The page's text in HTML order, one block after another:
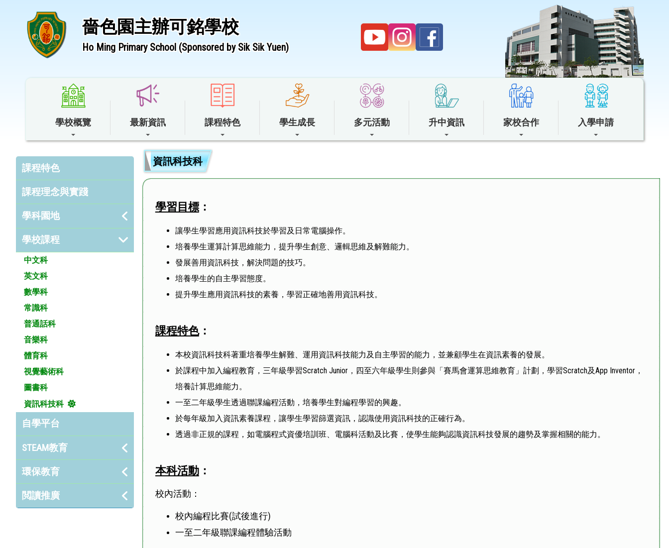
嗇色園主辦可銘學校
Ho Ming Primary School (Sponsored by Sik Sik Yuen)
學校概覽 最新資訊 課程特色 學生成長 多元活動 升中資訊 家校合作 入學申請
課程特色
課程理念與實踐
學科園地
學校課程
中文科
英文科
數學科
常識科
普通話科
音樂科
體育科
視覺藝術科
圖書科
資訊科技科
自學平台
STEAM教育
環保教育
閲讀推廣
資訊科技科
學習目標：
讓學生學習應用資訊科技於學習及日常電腦操作。
培養學生運算計算思維能力，提升學生創意、邏輯思維及解難能力。
發展善用資訊科技，解決問題的技巧。
培養學生的自主學習態度。
提升學生應用資訊科技的素養，學習正確地善用資訊科技。
課程特色：
本校資訊科技科著重培養學生解難、運用資訊科技能力及自主學習的能力，並兼顧學生在資訊素養的發展。
於課程中加入編程教育，三年級學習Scratch Junior，四至六年級學生則參與「賽馬會運算思維教育」計劃，學習Scratch及App Inventor，
培養計算思維能力。
一至二年級學生透過聯課編程活動，培養學生對編程學習的興趣。
於每年級加入資訊素養課程，讓學生學習篩選資訊，認識使用資訊科技的正確行為。
透過非正規的課程，如電腦程式資優培訓班、電腦科活動及比賽，使學生能夠認識資訊科技發展的趨勢及掌握相關的能力。
本科活動：
校內活動：
校內編程比賽(試後進行)
一至二年級聯課編程體驗活動